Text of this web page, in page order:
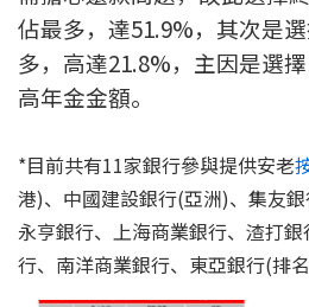
裝修·保險優惠
免費裝修轉介服務
裝修設計專欄
火險、家居、寵物保險
保險資訊專欄
佔最多，達51.9%，其次是
多，高達21.8%，主因是選
高年金金額。
*目前共有11家銀行參與提供安老
港)、中國建設銀行(亞洲)、集友
永亨銀行、上海商業銀行、渣打
行、南洋商業銀行、東亞銀行(排名